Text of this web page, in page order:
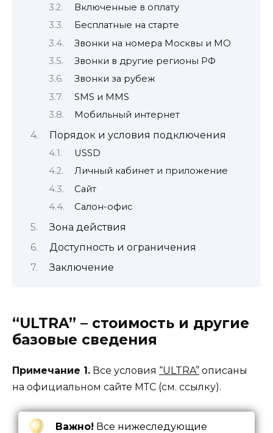
Включенные в оплату
Бесплатные на старте
Звонки на номера Москвы и МО
Звонки в другие регионы РФ
Звонки за рубеж
SMS и MMS
Мобильный интернет
Порядок и условия подключения
USSD
Личный кабинет и приложение
Сайт
Салон-офис
Зона действия
Доступность и ограничения
Заключение
“ULTRA” – стоимость и другие
базовые сведения
Примечание 1. Все условия “ULTRA” описаны
на официальном сайте МТС (см. ссылку).
Важно! Все нижеследующие